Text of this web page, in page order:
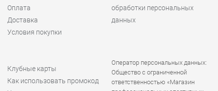
Оплата
Доставка
Условия покупки
обработки персональных
данных
Клубные карты
Как использовать промокод
Оператор персональных данных:
Общество с ограниченной
ответственностью «Магазин